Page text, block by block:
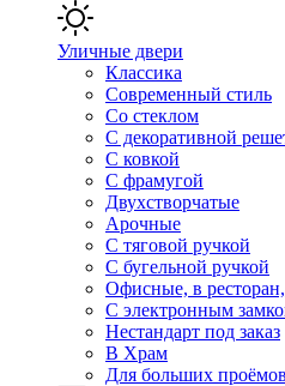
Уличные двери
Классика
Современный стиль
Со стеклом
С декоративной
С ковкой
С фрамугой
Двухстворчатые
Арочные
С тяговой ручкой
С бугельной ручкой
Офисные, в
С электронным
Нестандарт под заказ
В Храм
Для больших проёмов